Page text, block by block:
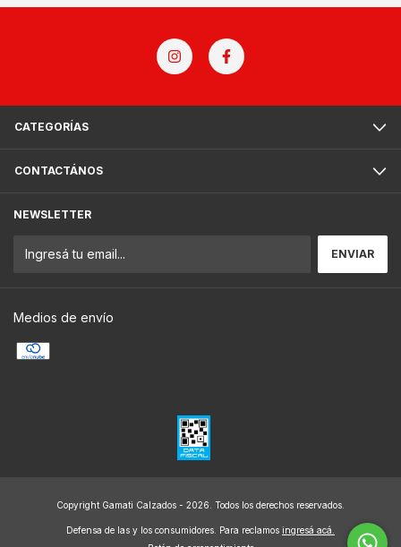
CATEGORÍAS
CONTACTÁNOS
NEWSLETTER
Medios de envío
Copyright Gamati Calzados - 2026. Todos los derechos reservados.
Defensa de las y los consumidores. Para reclamos ingresá acá.